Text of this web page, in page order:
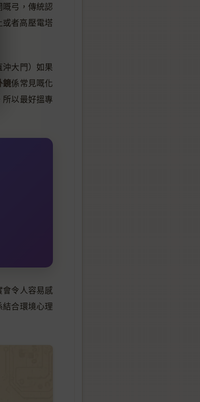
嘅弓，傳統認
者高壓電塔
沖大門）如果
鏡係常見嘅化
以最好搵專
令人容易感
結合環境心理